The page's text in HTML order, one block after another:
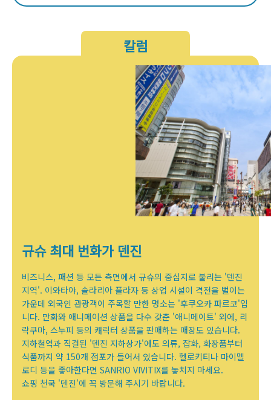
칼럼
규슈 최대 번화가 덴진
비즈니스, 패션 등 모든 측면에서 규슈의 중심지로 불리는 '덴진
지역'. 이와타야, 솔라리아 플라자 등 상업 시설이 격전을 벌이는
가운데 외국인 관광객이 주목할 만한 명소는 '후쿠오카 파르코'입
니다. 만화와 애니메이션 상품을 다수 갖춘 '애니메이트' 외에, 리
락쿠마, 스누피 등의 캐릭터 상품을 판매하는 매장도 있습니다.
지하철역과 직결된 '덴진 지하상가'에도 의류, 잡화, 화장품부터
식품까지 약 150개 점포가 들어서 있습니다. 헬로키티나 마이멜
로디 등을 좋아한다면 SANRIO VIVITIX를 놓치지 마세요.
쇼핑 천국 '덴진'에 꼭 방문해 주시기 바랍니다.